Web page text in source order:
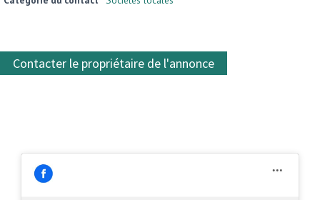
Contacter le propriétaire de l'annonce